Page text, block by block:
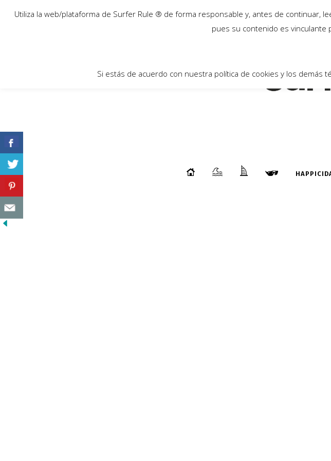
10 24
Nov
Utiliza la web/plataforma de Surfer Rule ® de forma responsable y, antes de continuar,
pues su contenido es vinculante
Si estás de acuerdo con nuestra política de cookies y los demás